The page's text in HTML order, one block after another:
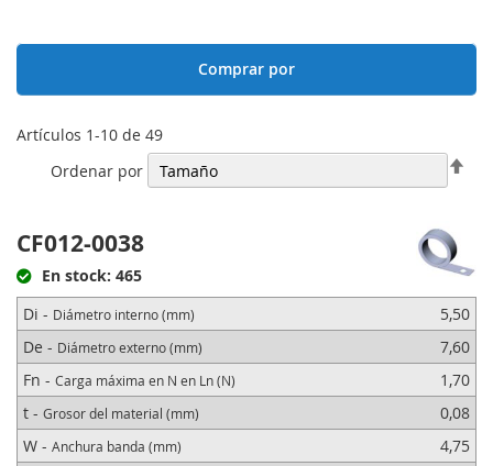
Comprar por
Artículos 1-10 de 49
Ordenar por
CF012-0038
En stock: 465
Di - Diámetro interno (mm)
5,50
De - Diámetro externo (mm)
7,60
Fn - Carga máxima en N en Ln (N)
1,70
t - Grosor del material (mm)
0,08
W - Anchura banda (mm)
4,75